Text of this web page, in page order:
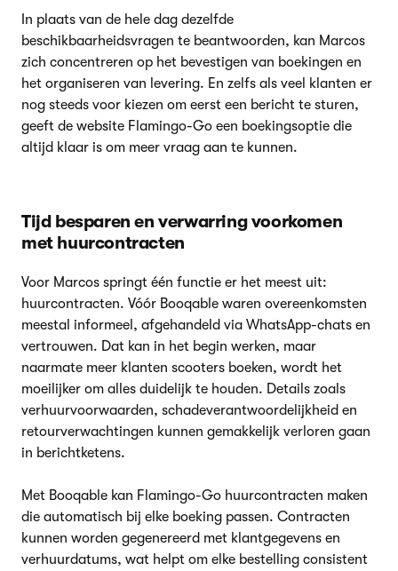
In plaats van de hele dag dezelfde
beschikbaarheidsvragen te beantwoorden, kan Marcos
zich concentreren op het bevestigen van boekingen en
het organiseren van levering. En zelfs als veel klanten er
nog steeds voor kiezen om eerst een bericht te sturen,
geeft de website Flamingo-Go een boekingsoptie die
altijd klaar is om meer vraag aan te kunnen.
Tijd besparen en verwarring voorkomen
met huurcontracten
Voor Marcos springt één functie er het meest uit:
huurcontracten. Vóór Booqable waren overeenkomsten
meestal informeel, afgehandeld via WhatsApp-chats en
vertrouwen. Dat kan in het begin werken, maar
naarmate meer klanten scooters boeken, wordt het
moeilijker om alles duidelijk te houden. Details zoals
verhuurvoorwaarden, schadeverantwoordelijkheid en
retourverwachtingen kunnen gemakkelijk verloren gaan
in berichtketens.
Met Booqable kan Flamingo-Go huurcontracten maken
die automatisch bij elke boeking passen. Contracten
kunnen worden gegenereerd met klantgegevens en
verhuurdatums, wat helpt om elke bestelling consistent